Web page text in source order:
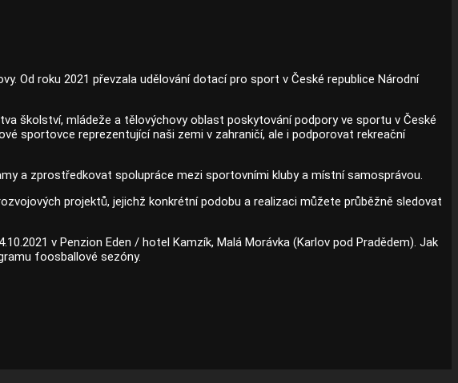
Od roku 2021 převzala udělování dotací pro sport v České republice Národní
školství, mládeže a tělovýchovy oblast poskytování podpory ve sportu v České
sportovce reprezentující naši zemi v zahraničí, ale i podporovat rekreační
a zprostředkovat spolupráce mezi sportovními kluby a místní samosprávou.
projektů, jejichž konkrétní podobu a realizaci můžete průběžně sledovat
v Penzion Eden / hotel Kamzík, Malá Morávka (Karlov pod Pradědem). Jak
foosballové sezóny.